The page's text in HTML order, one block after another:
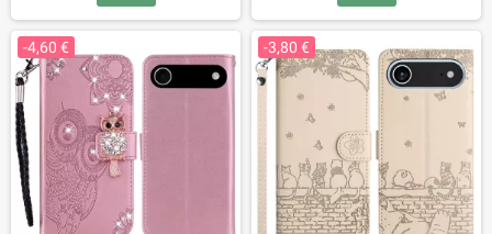
-4,60 € -3,80 €